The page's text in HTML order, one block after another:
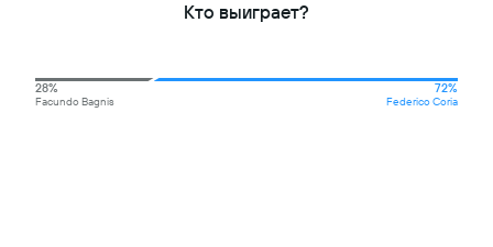
Кто выиграет?
28%
Facundo Bagnis
72%
Federico Coria